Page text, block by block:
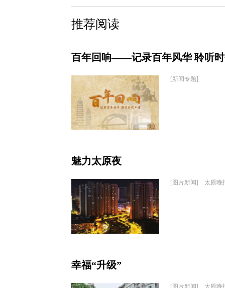
推荐阅读
百年回响——记录百年风华 聆听
[新闻专题]
魅力太原夜
[图片新闻] 太原晚
幸福“升级”
[图片新闻] 太原晚